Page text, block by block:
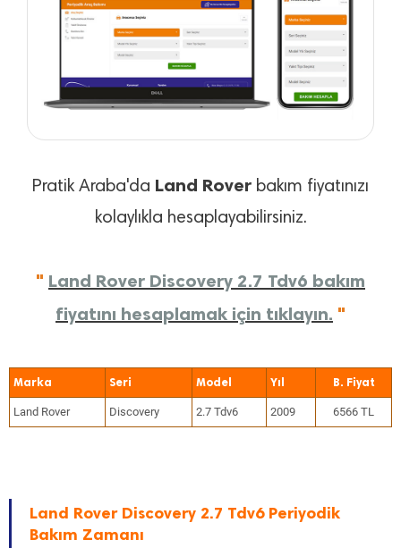
Pratik Araba'da Land Rover bakım fiyatınızı
kolaylıkla hesaplayabilirsiniz.
" Land Rover Discovery 2.7 Tdv6 bakım
fiyatını hesaplamak için tıklayın. "
Marka Seri Model Yıl
Land Rover Discovery 2.7 Tdv6 2009 6566 TL
Land Rover Discovery 2.7 Tdv6 Periyodik
Bakım Zamanı